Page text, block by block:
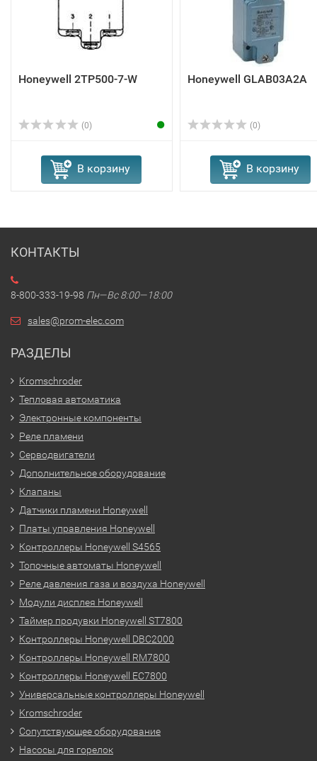
Honeywell 2TP500-7-W
(0)
В корзину
Honeywell GLAB03A2A
(0)
В корзину
КОНТАКТЫ
8-800-333-19-98 Пн—Вс 8:00—18:00
sales@prom-elec.com
РАЗДЕЛЫ
Kromschroder
Тепловая автоматика
Электронные компоненты
Реле пламени
Серводвигатели
Дополнительное оборудование
Клапаны
Датчики пламени Honeywell
Платы управления Honeywell
Контроллеры Honeywell S4565
Топочные автоматы Honeywell
Реле давления газа и воздуха Honeywell
Модули дисплея Honeywell
Таймер продувки Honeywell ST7800
Контроллеры Honeywell DBC2000
Контроллеры Honeywell RM7800
Контроллеры Honeywell EC7800
Универсальные контроллеры Honeywell
Kromschroder
Сопутствующее оборудование
Насосы для горелок